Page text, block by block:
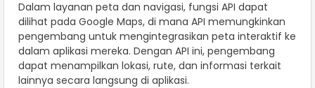
Dalam layanan peta dan navigasi, fungsi API dapat
dilihat pada Google Maps, di mana API memungkinkan
pengembang untuk mengintegrasikan peta interaktif ke
dalam aplikasi mereka. Dengan API ini, pengembang
dapat menampilkan lokasi, rute, dan informasi terkait
lainnya secara langsung di aplikasi.